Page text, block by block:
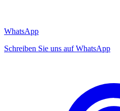
WhatsApp
Schreiben Sie uns auf WhatsApp